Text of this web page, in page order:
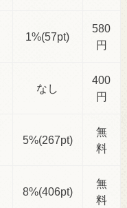
1%(57pt)
580
円
なし
400
円
5%(267pt)
無
料
8%(406pt)
無
料